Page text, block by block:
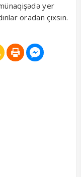
yer
oradan çıxsın.